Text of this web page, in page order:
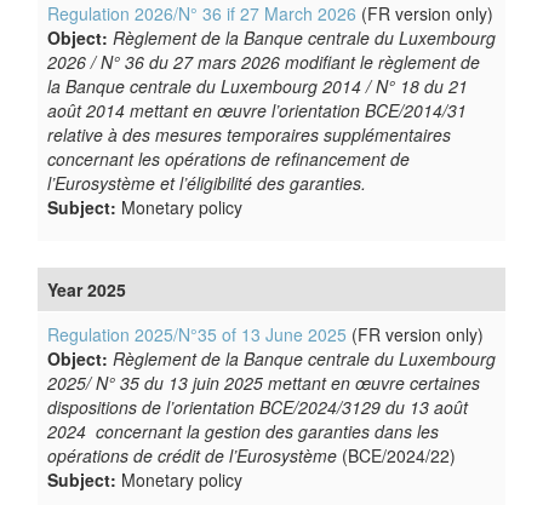
Regulation 2026/N° 36 if 27 March 2026 (FR version only)
Object: Règlement de la Banque centrale du Luxembourg
2026 / N° 36 du 27 mars 2026 modifiant le règlement de
la Banque centrale du Luxembourg 2014 / N° 18 du 21
août 2014 mettant en œuvre l’orientation BCE/2014/31
relative à des mesures temporaires supplémentaires
concernant les opérations de refinancement de
l’Eurosystème et l’éligibilité des garanties.
Subject: Monetary policy
Year 2025
Regulation 2025/N°35 of 13 June 2025 (FR version only)
Object: Règlement de la Banque centrale du Luxembourg
2025/ N° 35 du 13 juin 2025 mettant en œuvre certaines
dispositions de l’orientation BCE/2024/3129 du 13 août
2024 concernant la gestion des garanties dans les
opérations de crédit de l’Eurosystème (BCE/2024/22)
Subject: Monetary policy